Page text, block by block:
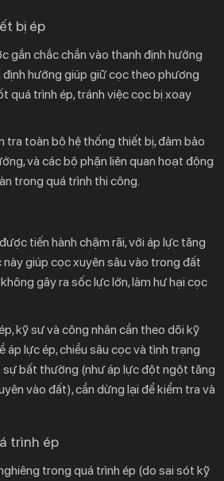
bị ép
gắn chắc chắn vào thanh định hướng
định hướng giúp giữ cọc theo phương
quá trình ép, tránh việc cọc bị xoay
tra toàn bộ hệ thống thiết bị, đảm bảo
và các bộ phận liên quan hoạt động
trong quá trình thi công.
tiến hành chậm rãi, với áp lực tăng
này giúp cọc xuyên sâu vào trong đất
gây ra sốc lực lớn, làm hư hại cọc
kỹ sư và công nhân cần theo dõi kỹ
áp lực ép, chiều sâu cọc và tình trạng
sự bất thường (như áp lực đột ngột tăng
vào đất), cần dừng lại để kiểm tra và
trình ép
trong quá trình ép (do sai sót kỹ